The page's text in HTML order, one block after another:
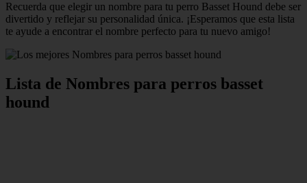
Recuerda que elegir un nombre para tu perro Basset Hound debe ser
divertido y reflejar su personalidad única. ¡Esperamos que esta lista
te ayude a encontrar el nombre perfecto para tu nuevo amigo!
Lista de Nombres para perros basset
hound